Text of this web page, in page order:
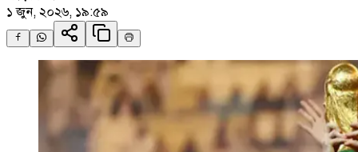
১ জুন, ২০২৬, ১৯:৫৯